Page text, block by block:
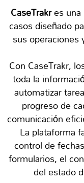
CaseTrakres una
casos diseñado
sus operaciones
Con CaseTrakr,
toda la
automatizar
progreso de
comunicación
La plataforma
control de
formularios, el
del estado